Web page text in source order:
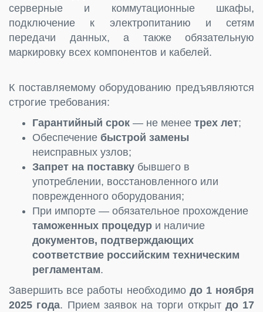
серверные и коммутационные шкафы,
подключение к электропитанию и сетям
передачи данных, а также обязательную
маркировку всех компонентов и кабелей.
К поставляемому оборудованию предъявляются
строгие требования:
Гарантийный срок — не менее трех лет;
Обеспечение быстрой замены
неисправных узлов;
Запрет на поставку бывшего в
употреблении, восстановленного или
поврежденного оборудования;
При импорте — обязательное прохождение
таможенных процедур и наличие
документов, подтверждающих
соответствие российским техническим
регламентам.
Завершить все работы необходимо до 1 ноября
2025 года. Прием заявок на торги открыт до 17